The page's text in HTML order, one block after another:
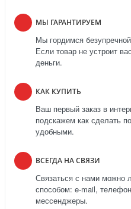
МЫ ГАРАНТИРУЕМ
Мы гордимся
Если товар не устроит
деньги.
КАК КУПИТЬ
Ваш первый заказ в
подскажем как сделать
удобными.
ВСЕГДА НА СВЯЗИ
Связаться с нами
способом: e-mail,
мессенджеры.